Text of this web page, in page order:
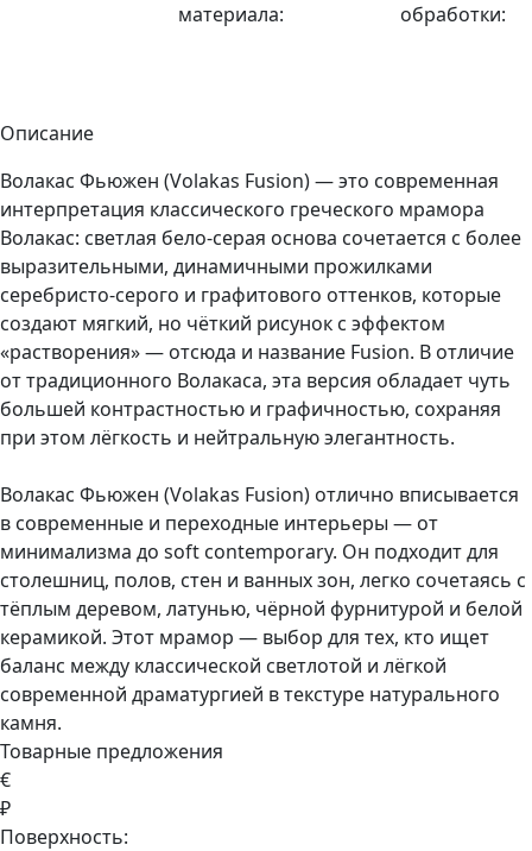
материала:
обработки:
Описание
Волакас Фьюжен (Volakas Fusion) — это современная
интерпретация классического греческого мрамора
Волакас: светлая бело-серая основа сочетается с более
выразительными, динамичными прожилками
серебристо-серого и графитового оттенков, которые
создают мягкий, но чёткий рисунок с эффектом
«растворения» — отсюда и название Fusion. В отличие
от традиционного Волакаса, эта версия обладает чуть
большей контрастностью и графичностью, сохраняя
при этом лёгкость и нейтральную элегантность.
Волакас Фьюжен (Volakas Fusion) отлично вписывается
в современные и переходные интерьеры — от
минимализма до soft contemporary. Он подходит для
столешниц, полов, стен и ванных зон, легко сочетаясь с
тёплым деревом, латунью, чёрной фурнитурой и белой
керамикой. Этот мрамор — выбор для тех, кто ищет
баланс между классической светлотой и лёгкой
современной драматургией в текстуре натурального
камня.
Товарные предложения
€
₽
Поверхность: